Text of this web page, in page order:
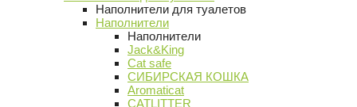
Наполнители для туалетов
Наполнители
Наполнители
Jack&King
Cat safe
СИБИРСКАЯ КОШКА
Aromaticat
CATLITTER